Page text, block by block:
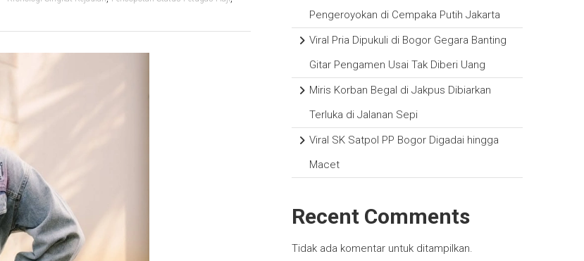
Pengeroyokan di Cempaka Putih Jakarta
Viral Pria Dipukuli di Bogor Gegara Banting
Gitar Pengamen Usai Tak Diberi Uang
Miris Korban Begal di Jakpus Dibiarkan
Terluka di Jalanan Sepi
Viral SK Satpol PP Bogor Digadai hingga
Macet
Recent Comments
Tidak ada komentar untuk ditampilkan.